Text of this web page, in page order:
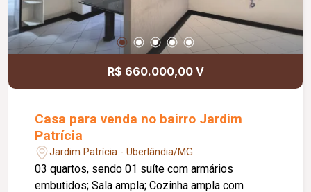
R$ 660.000,00 V
Casa para venda no bairro Jardim
Patrícia
Jardim Patrícia - Uberlândia/MG
03 quartos, sendo 01 suíte com armários
embutidos; Sala ampla; Cozinha ampla com